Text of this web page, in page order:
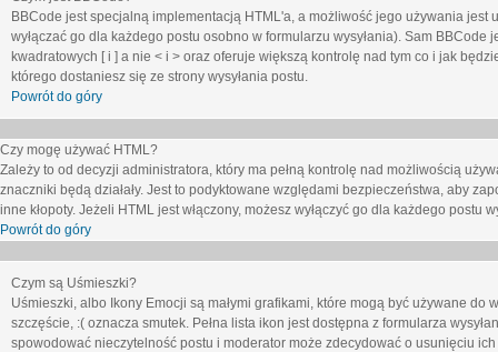
BBCode jest specjalną implementacją HTML'a, a możliwość jego używania
wyłączać go dla każdego postu osobno w formularzu wysyłania). Sam
kwadratowych [ i ] a nie < i > oraz oferuje większą kontrolę nad tym co i jak
którego dostaniesz się ze strony wysyłania postu.
Powrót do góry
Czy mogę używać HTML?
Zależy to od decyzji administratora, który ma pełną kontrolę nad możliwością
znaczniki będą działały. Jest to podyktowane względami bezpieczeństwa, aby
inne kłopoty. Jeżeli HTML jest włączony, możesz wyłączyć go dla każdego
Powrót do góry
Czym są Uśmieszki?
Uśmieszki, albo Ikony Emocji są małymi grafikami, które mogą być używane
szczęście, :( oznacza smutek. Pełna lista ikon jest dostępna z formularza
spowodować nieczytelność postu i moderator może zdecydować o usunięciu ich